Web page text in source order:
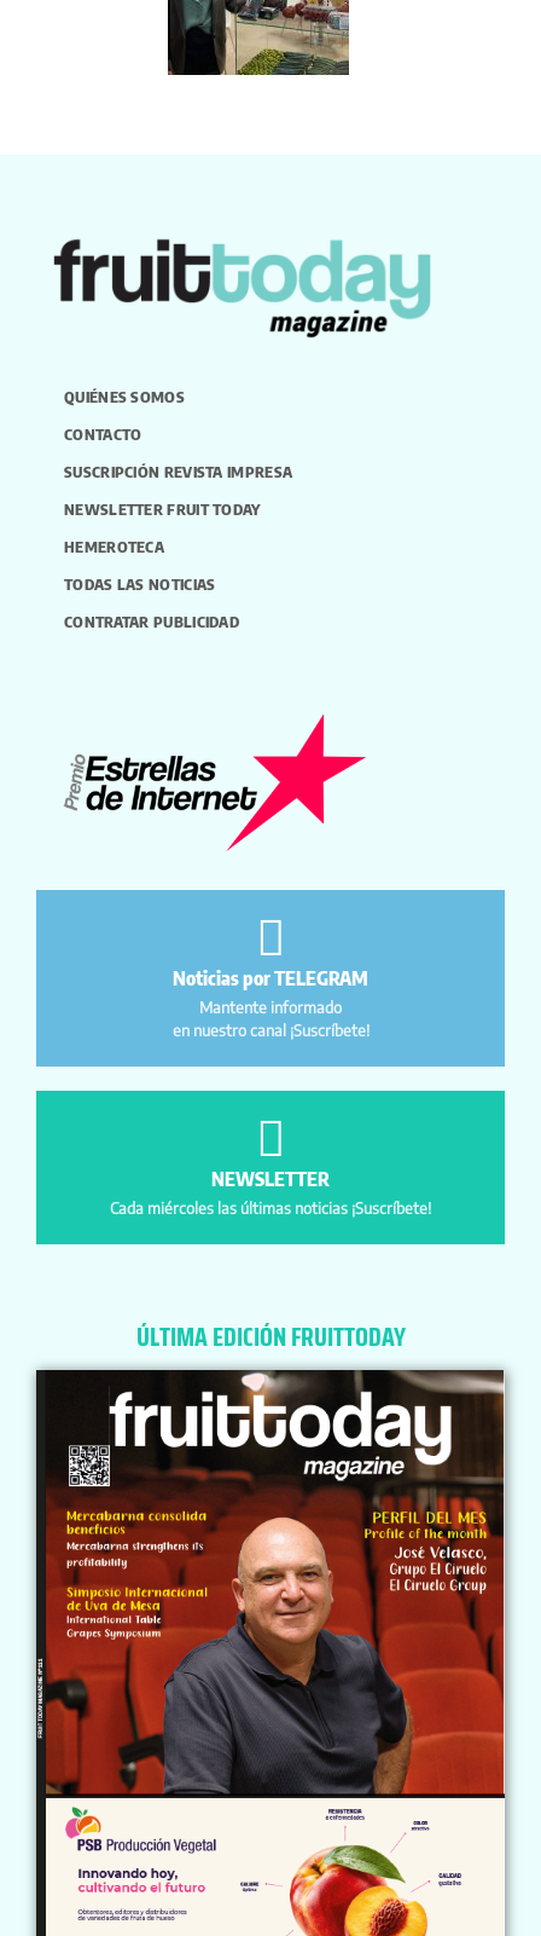
QUIÉNES SOMOS
CONTACTO
SUSCRIPCIÓN REVISTA IMPRESA
NEWSLETTER FRUIT TODAY
HEMEROTECA
TODAS LAS NOTICIAS
CONTRATAR PUBLICIDAD
Noticias por TELEGRAM
Mantente informado
en nuestro canal ¡Suscríbete!
NEWSLETTER
Cada miércoles las últimas noticias ¡Suscríbete!
ÚLTIMA EDICIÓN FRUITTODAY